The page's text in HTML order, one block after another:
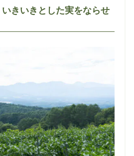
きいきとした実をならせ